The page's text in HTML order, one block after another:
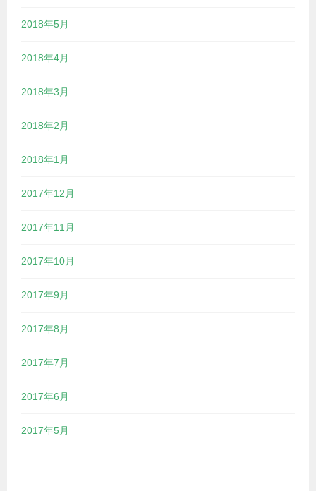
2018年5月
2018年4月
2018年3月
2018年2月
2018年1月
2017年12月
2017年11月
2017年10月
2017年9月
2017年8月
2017年7月
2017年6月
2017年5月